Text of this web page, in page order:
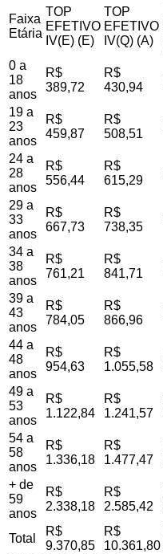
Faixa
Etária
TOP
EFETIVO
IV(E) (E)
TOP
EFETIVO
IV(Q) (A)
0 a
18
anos
R$
389,72
R$
430,94
19 a
23
anos
R$
459,87
R$
508,51
24 a
28
anos
R$
556,44
R$
615,29
29 a
33
anos
R$
667,73
R$
738,35
34 a
38
anos
R$
761,21
R$
841,71
39 a
43
anos
R$
784,05
R$
866,96
44 a
48
anos
R$
954,63
R$
1.055,58
49 a
53
anos
R$
1.122,84
R$
1.241,57
54 a
58
anos
R$
1.336,18
R$
1.477,47
+ de
59
anos
R$
2.338,18
R$
2.585,42
Total
R$
9.370,85
R$
10.361,80